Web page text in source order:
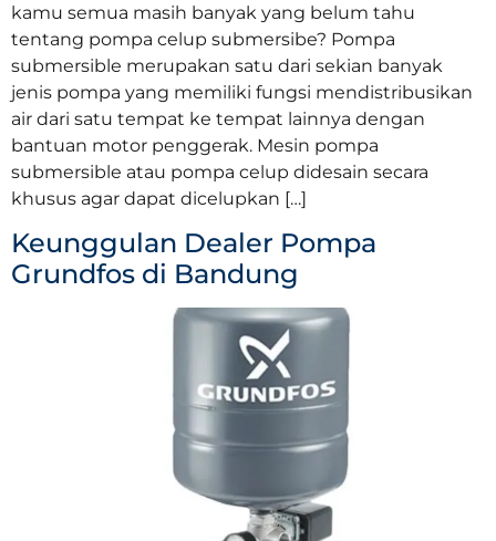
kamu semua masih banyak yang belum tahu
tentang pompa celup submersibe? Pompa
submersible merupakan satu dari sekian banyak
jenis pompa yang memiliki fungsi mendistribusikan
air dari satu tempat ke tempat lainnya dengan
bantuan motor penggerak. Mesin pompa
submersible atau pompa celup didesain secara
khusus agar dapat dicelupkan […]
Keunggulan Dealer Pompa
Grundfos di Bandung